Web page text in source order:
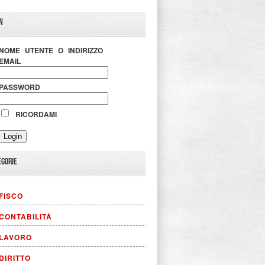
UTENTE O INDIRIZZO
EMAIL
PASSWORD
RICORDAMI
LAVORO
DIRITTO